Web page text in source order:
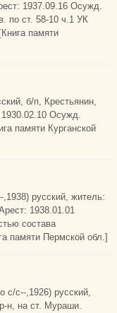
1937.09.16 Осужд.
по ст. 58-10 ч.1 УК
памяти
б/п, Крестьянин,
Осужд.
памяти Курганской
русский, житель:
1938.01.01
состава
памяти Пермской обл.]
с/с--,1926) русский,
н, на ст. Мураши.